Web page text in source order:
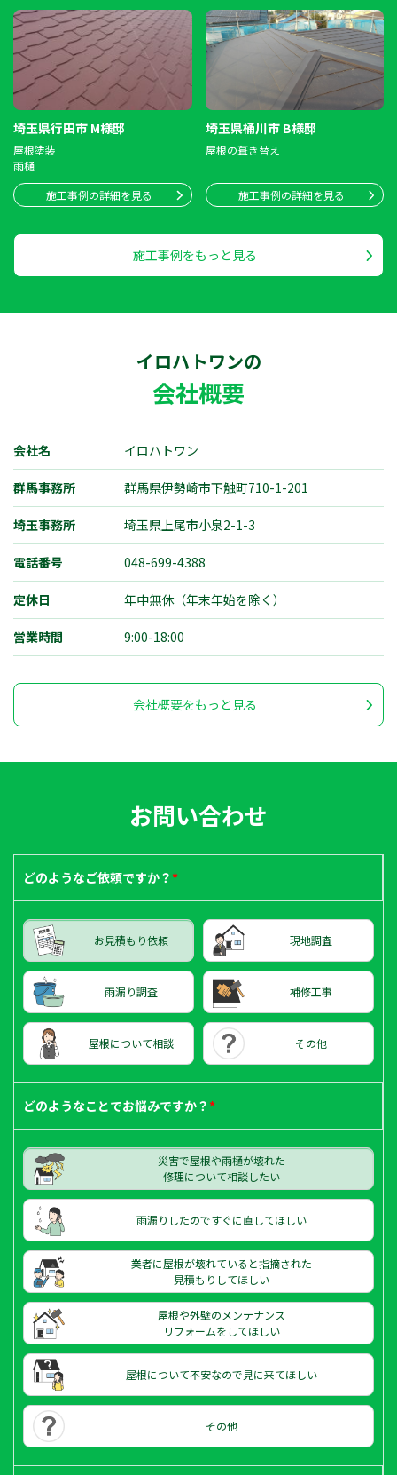
メールで
相談する
相談する
相談する
埼玉県行田市 M様邸
屋根塗装
雨樋
施工事例の詳細を見る
埼玉県桶川市 B様邸
屋根の葺き替え
施工事例の詳細を見る
施工事例をもっと見る
イロハトワンの
会社概要
会社名 イロハトワン
群馬事務所 群馬県伊勢崎市下触町710-1-201
埼玉事務所 埼玉県上尾市小泉2-1-3
電話番号 048-699-4388
定休日 年中無休（年末年始を除く）
営業時間 9:00-18:00
会社概要をもっと見る
お問い合わせ
どのようなご依頼ですか？*
お見積もり依頼 現地調査
雨漏り調査 補修工事
屋根について相談 その他
どのようなことでお悩みですか？*
災害で屋根や雨樋が壊れた
修理について相談したい
雨漏りしたのですぐに直してほしい
業者に屋根が壊れていると指摘された
見積もりしてほしい
屋根や外壁のメンテナンス
リフォームをしてほしい
屋根について不安なので見に来てほしい
その他